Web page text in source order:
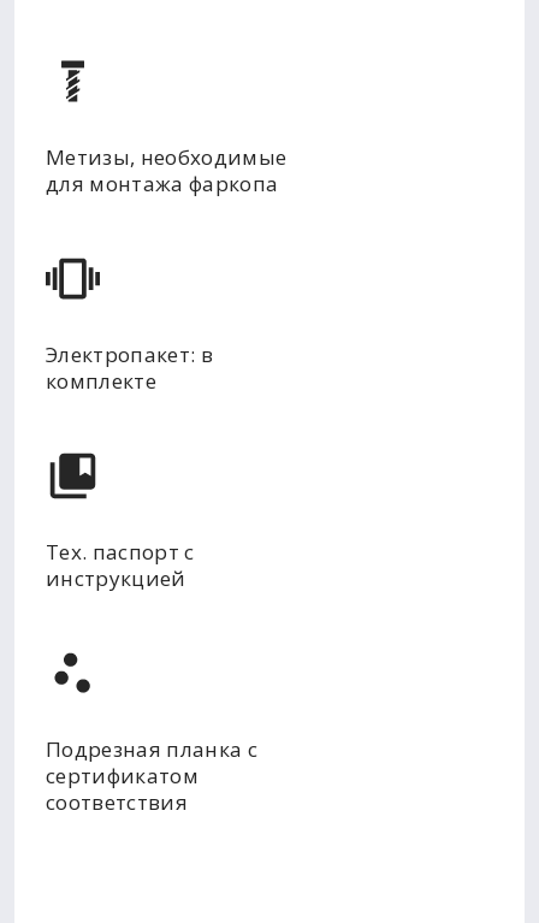
Метизы, необходимые
для монтажа фаркопа
Электропакет: в
комплекте
Тех. паспорт с
инструкцией
Подрезная планка с
сертификатом
соответствия